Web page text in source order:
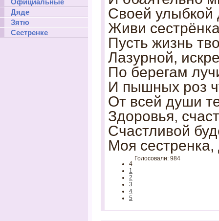
Официальные
Дяде
Зятю
Сестренке
Своей улыбкой
Живи
Пусть жизнь
Лазурной,
По берегам
И пышных роз
От всей души
Здоровья,
Счастливой
Моя сестренка,
4
1
2
3
4
5
Голосовали: 984